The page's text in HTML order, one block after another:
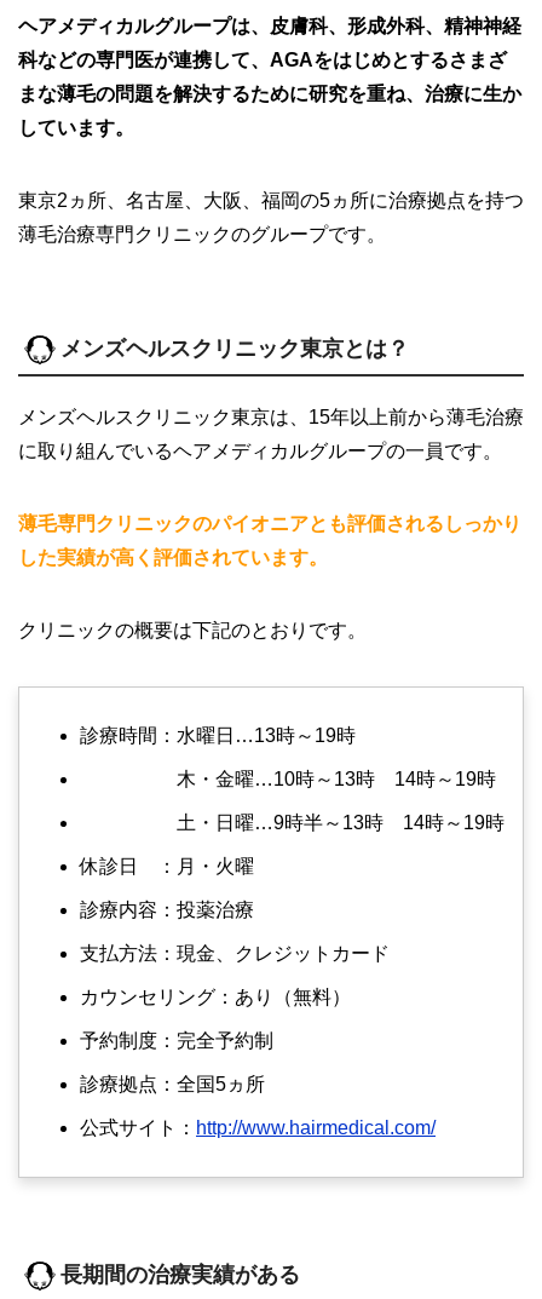
ヘアメディカルグループは、皮膚科、形成外科、精神神経
科などの専門医が連携して、AGAをはじめとするさまざ
まな薄毛の問題を解決するために研究を重ね、治療に生か
しています。
東京2ヵ所、名古屋、大阪、福岡の5ヵ所に治療拠点を持つ
薄毛治療専門クリニックのグループです。
メンズヘルスクリニック東京とは？
メンズヘルスクリニック東京は、15年以上前から薄毛治療
に取り組んでいるヘアメディカルグループの一員です。
薄毛専門クリニックのパイオニアとも評価されるしっかり
した実績が高く評価されています。
クリニックの概要は下記のとおりです。
診療時間：水曜日…13時～19時
木・金曜…10時～13時 14時～19時
土・日曜…9時半～13時 14時～19時
休診日 ：月・火曜
診療内容：投薬治療
支払方法：現金、クレジットカード
カウンセリング：あり（無料）
予約制度：完全予約制
診療拠点：全国5ヵ所
公式サイト： http://www.hairmedical.com/
長期間の治療実績がある